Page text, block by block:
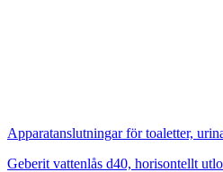
Apparatanslutningar för toaletter,
Geberit vattenlås d40, horisontellt